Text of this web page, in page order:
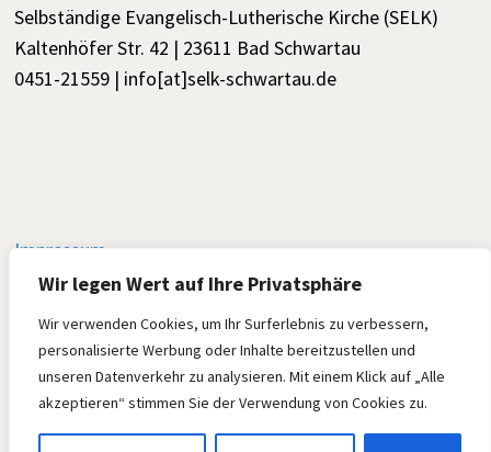
Wir legen Wert auf Ihre Privatsphäre
Wir verwenden Cookies, um Ihr Surferlebnis zu verbessern,
personalisierte Werbung oder Inhalte bereitzustellen und
unseren Datenverkehr zu analysieren. Mit einem Klick auf „Alle
akzeptieren“ stimmen Sie der Verwendung von Cookies zu.
Selbständige Evangelisch-Lutherische Kirche (SELK)
Kaltenhöfer Str. 42 | 23611 Bad Schwartau
0451-21559 | info[at]selk-schwartau.de
Impressum
Datenschutz
Martin-Luther-Gemeinde, Bad Schwartau, Powered by